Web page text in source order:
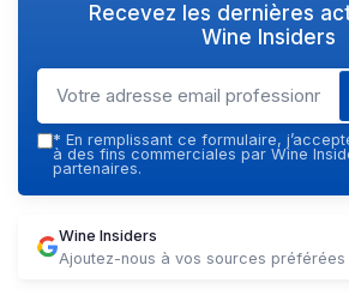
Recevez les dernières
Wine Insiders
* En remplissant ce formulaire,
à des fins commerciales par Wine
partenaires.
Wine Insiders
Ajoutez-nous à vos sources préférées